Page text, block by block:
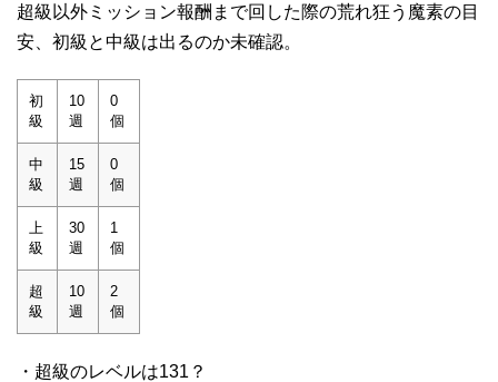
超級以外ミッション報酬まで回した際の荒れ狂う魔素の目
安、初級と中級は出るのか未確認。
初
級
10
週
0
個
中
級
15
週
0
個
上
級
30
週
1
個
超
級
10
週
2
個
・超級のレベルは131？